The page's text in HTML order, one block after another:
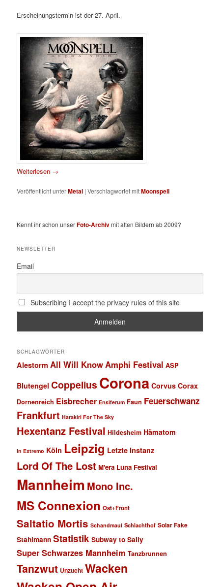
Erscheinungstermin ist der 27. April.
Weiterlesen →
Veröffentlicht unterMetal |Verschlagwortet mitMoonspell
Kennt ihr schon unserFoto-Archivmit alten Bildern ab 2009?
NEWSLETTER
Email
Subscribing I accept the privacy rules of this site
SCHLAGWÖRTER
Alestorm All Will KnowAmphi Festival ASP
Blutengel Coppelius Corona Corvus Corax
Dornenreich Eisbrecher Ensiferum Faun Feuerschwanz
Frankfurt Harakiri For The Sky
Hexentanz Festival Hildesheim Hämatom
In Extremo Köln Leipzig Letzte Instanz
Lord Of The Lost M'era Luna Festival
Mannheim Mono Inc.
MS Connexion Ost+Front
Saltatio Mortis Schandmaul Schlachthof Solar Fake
Stahlmann Statistik Subway to Sally
Super Schwarzes Mannheim Tanzbrunnen
Tanzwut Unzucht Wacken